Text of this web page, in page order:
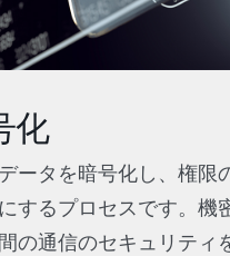
化
ータを暗号化し、権限
するプロセスです。
の通信のセキュリテ